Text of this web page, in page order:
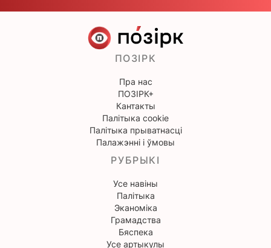
ПОЗІРК
Пра нас
ПОЗІРК+
Кантакты
Палітыка cookie
Палітыка прыватнасці
Палажэнні і ўмовы
РУБРЫКІ
Усе навіны
Палітыка
Эканоміка
Грамадства
Бяспека
Усе артыкулы